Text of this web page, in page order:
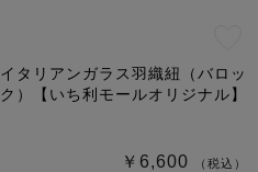
イタリアンガラス羽織紐（バロッ
ク）【いち利モールオリジナル】
￥6,600 （税込）